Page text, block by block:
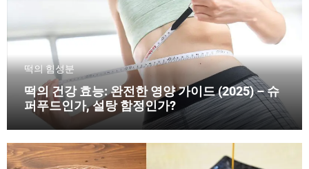
떡의 힘성분
떡의 건강 효능: 완전한 영양 가이드 (2025) – 슈
퍼푸드인가, 설탕 함정인가?